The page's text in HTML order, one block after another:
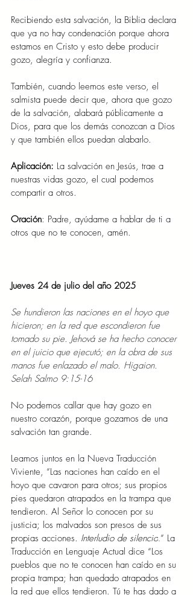
Recibiendo esta salvación, la Biblia declara
que ya no hay condenación porque ahora
estamos en Cristo y esto debe producir
gozo, alegría y confianza.
También, cuando leemos este verso, el
salmista puede decir que, ahora que gozo
de la salvación, alabará públicamente a
Dios, para que los demás conozcan a Dios
y que también ellos puedan alabarlo.
Aplicación: La salvación en Jesús, trae a
nuestras vidas gozo, el cual podemos
compartir a otros.
Oración: Padre, ayúdame a hablar de ti a
otros que no te conocen, amén.
Jueves 24 de julio del año 2025
Se hundieron las naciones en el hoyo que
hicieron; en la red que escondieron fue
tomado su pie. Jehová se ha hecho conocer
en el juicio que ejecutó; en la obra de sus
manos fue enlazado el malo. Higaion.
Selah Salmo 9:15-16
No podemos callar que hay gozo en
nuestro corazón, porque gozamos de una
salvación tan grande.
Leamos juntos en la Nueva Traducción
Viviente, “Las naciones han caído en el
hoyo que cavaron para otros; sus propios
pies quedaron atrapados en la trampa que
tendieron. Al Señor lo conocen por su
justicia; los malvados son presos de sus
propias acciones. Interludio de silencio.” La
Traducción en Lenguaje Actual dice “Los
pueblos que no te conocen han caído en su
propia trampa; han quedado atrapados en
la red que ellos tendieron. Tú te has dado a